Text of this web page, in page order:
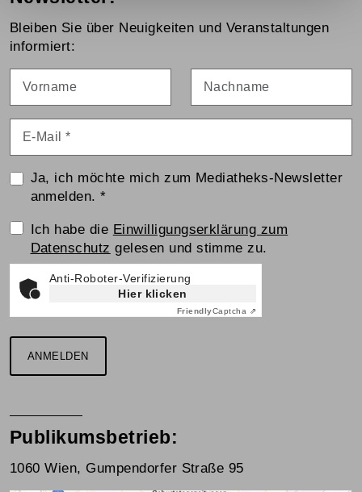
Bleiben Sie über Neuigkeiten und Veranstaltungen
informiert:
Ja, ich möchte mich zum Mediatheks-Newsletter
anmelden.*
Einwilligungserklärung
Ich habe die Einwilligungserklärung zum
Datenschutz gelesen und stimme zu.
Anti-Roboter-Verifizierung
Hier klicken
FriendlyCaptcha ⇗
ANMELDEN
Publikumsbetrieb:
1060 Wien, Gumpendorfer Straße 95